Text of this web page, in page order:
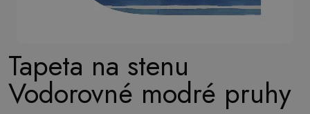
Tapeta na stenu
Vodorovné modré pruhy